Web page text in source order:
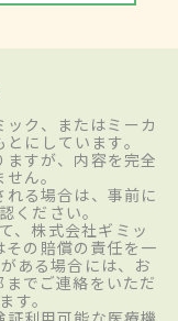
ク、またはミーカ
にしています。
すが、内容を完全
ん。
る場合は、事前に
ください。
、株式会社ギミッ
の賠償の責任を一
ある場合には、お
でご連絡をいただ
す。